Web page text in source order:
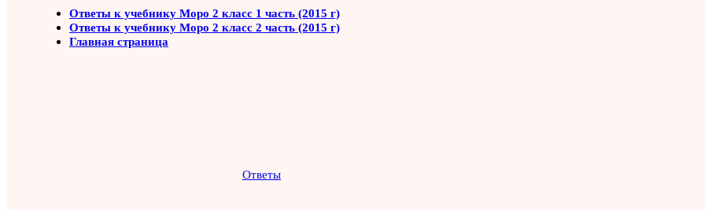
Ответы к учебнику Моро 2 класс 1 часть (2015 г)
Ответы к учебнику Моро 2 класс 2 часть (2015 г)
Главная страница
Ответы